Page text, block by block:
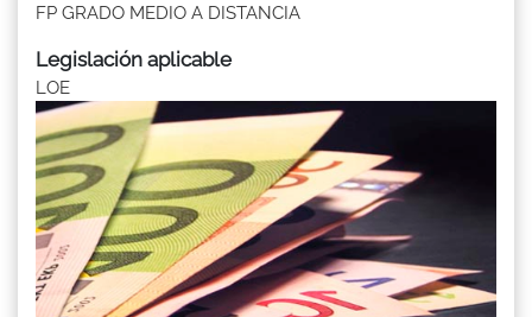
FP GRADO MEDIO A DISTANCIA
Legislación aplicable
LOE